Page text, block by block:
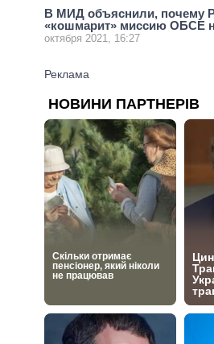
В МИД объяснили, почему
«кошмарит» миссию ОБСЕ
октября 2021, 16:27